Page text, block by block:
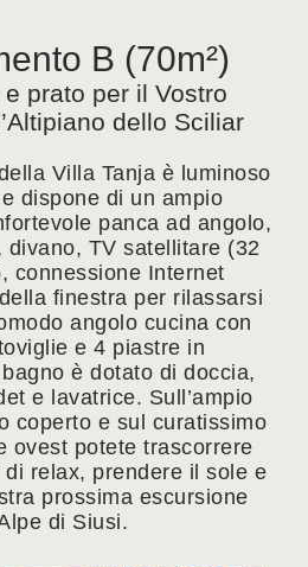
B (70m²)
prato per il Vostro
dello Sciliar
Villa Tanja è luminoso
dispone di un ampio
panca ad angolo,
divano, TV satellitare (32
connessione Internet
finestra per rilassarsi
angolo cucina con
e 4 piastre in
è dotato di doccia,
e lavatrice. Sull’ampio
coperto e sul curatissimo
ovest potete trascorrere
relax, prendere il sole e
prossima escursione
di Siusi.